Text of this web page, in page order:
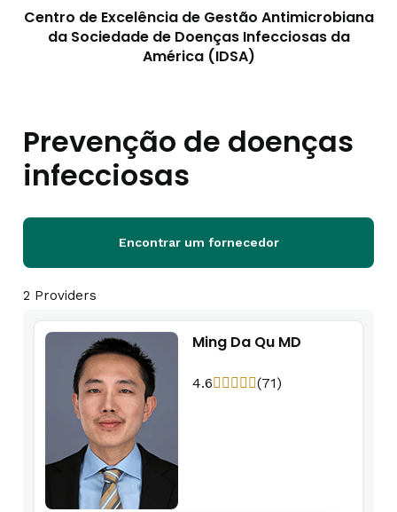
Centro de Excelência de Gestão Antimicrobiana
da Sociedade de Doenças Infecciosas da
América (IDSA)
Prevenção de doenças
infecciosas
Encontrar um fornecedor
2 Providers
Ming Da Qu MD
4.6 (71)